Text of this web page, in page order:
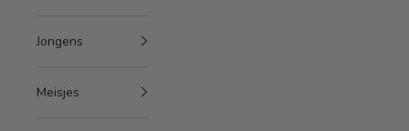
Jongens
Meisjes